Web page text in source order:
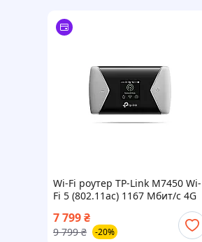
Wi-Fi роутер TP-Link M7450 Wi-
Fi 5 (802.11ac) 1167 Мбит/с 4G
7 799₴
9 799 ₴ -20%